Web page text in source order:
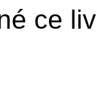
ce